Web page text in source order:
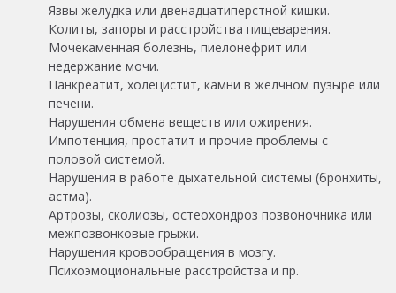
Язвы желудка или двенадцатиперстной кишки.
Колиты, запоры и расстройства пищеварения.
Мочекаменная болезнь, пиелонефрит или
недержание мочи.
Панкреатит, холецистит, камни в желчном пузыре или
печени.
Нарушения обмена веществ или ожирения.
Импотенция, простатит и прочие проблемы с
половой системой.
Нарушения в работе дыхательной системы (бронхиты,
астма).
Артрозы, сколиозы, остеохондроз позвоночника или
межпозвонковые грыжи.
Нарушения кровообращения в мозгу.
Психоэмоциональные расстройства и пр.